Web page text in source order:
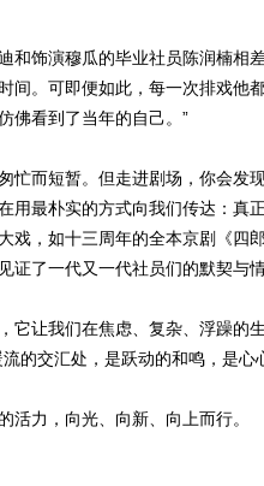
和饰演穆瓜的毕业社员陈润楠相
间。可即便如此，每一次排戏他
佛看到了当年的自己。”
忙而短暂。但走进剧场，你会
用最朴实的方式向我们传达：
戏，如十三周年的全本京剧《
证了一代又一代社员们的默契与情
它让我们在焦虑、复杂、浮躁的
的交汇处，是跃动的和鸣，是心
活力，向光、向新、向上而行。